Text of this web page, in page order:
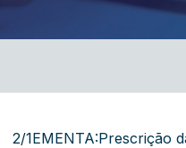
2/1EMENTA:Prescrição